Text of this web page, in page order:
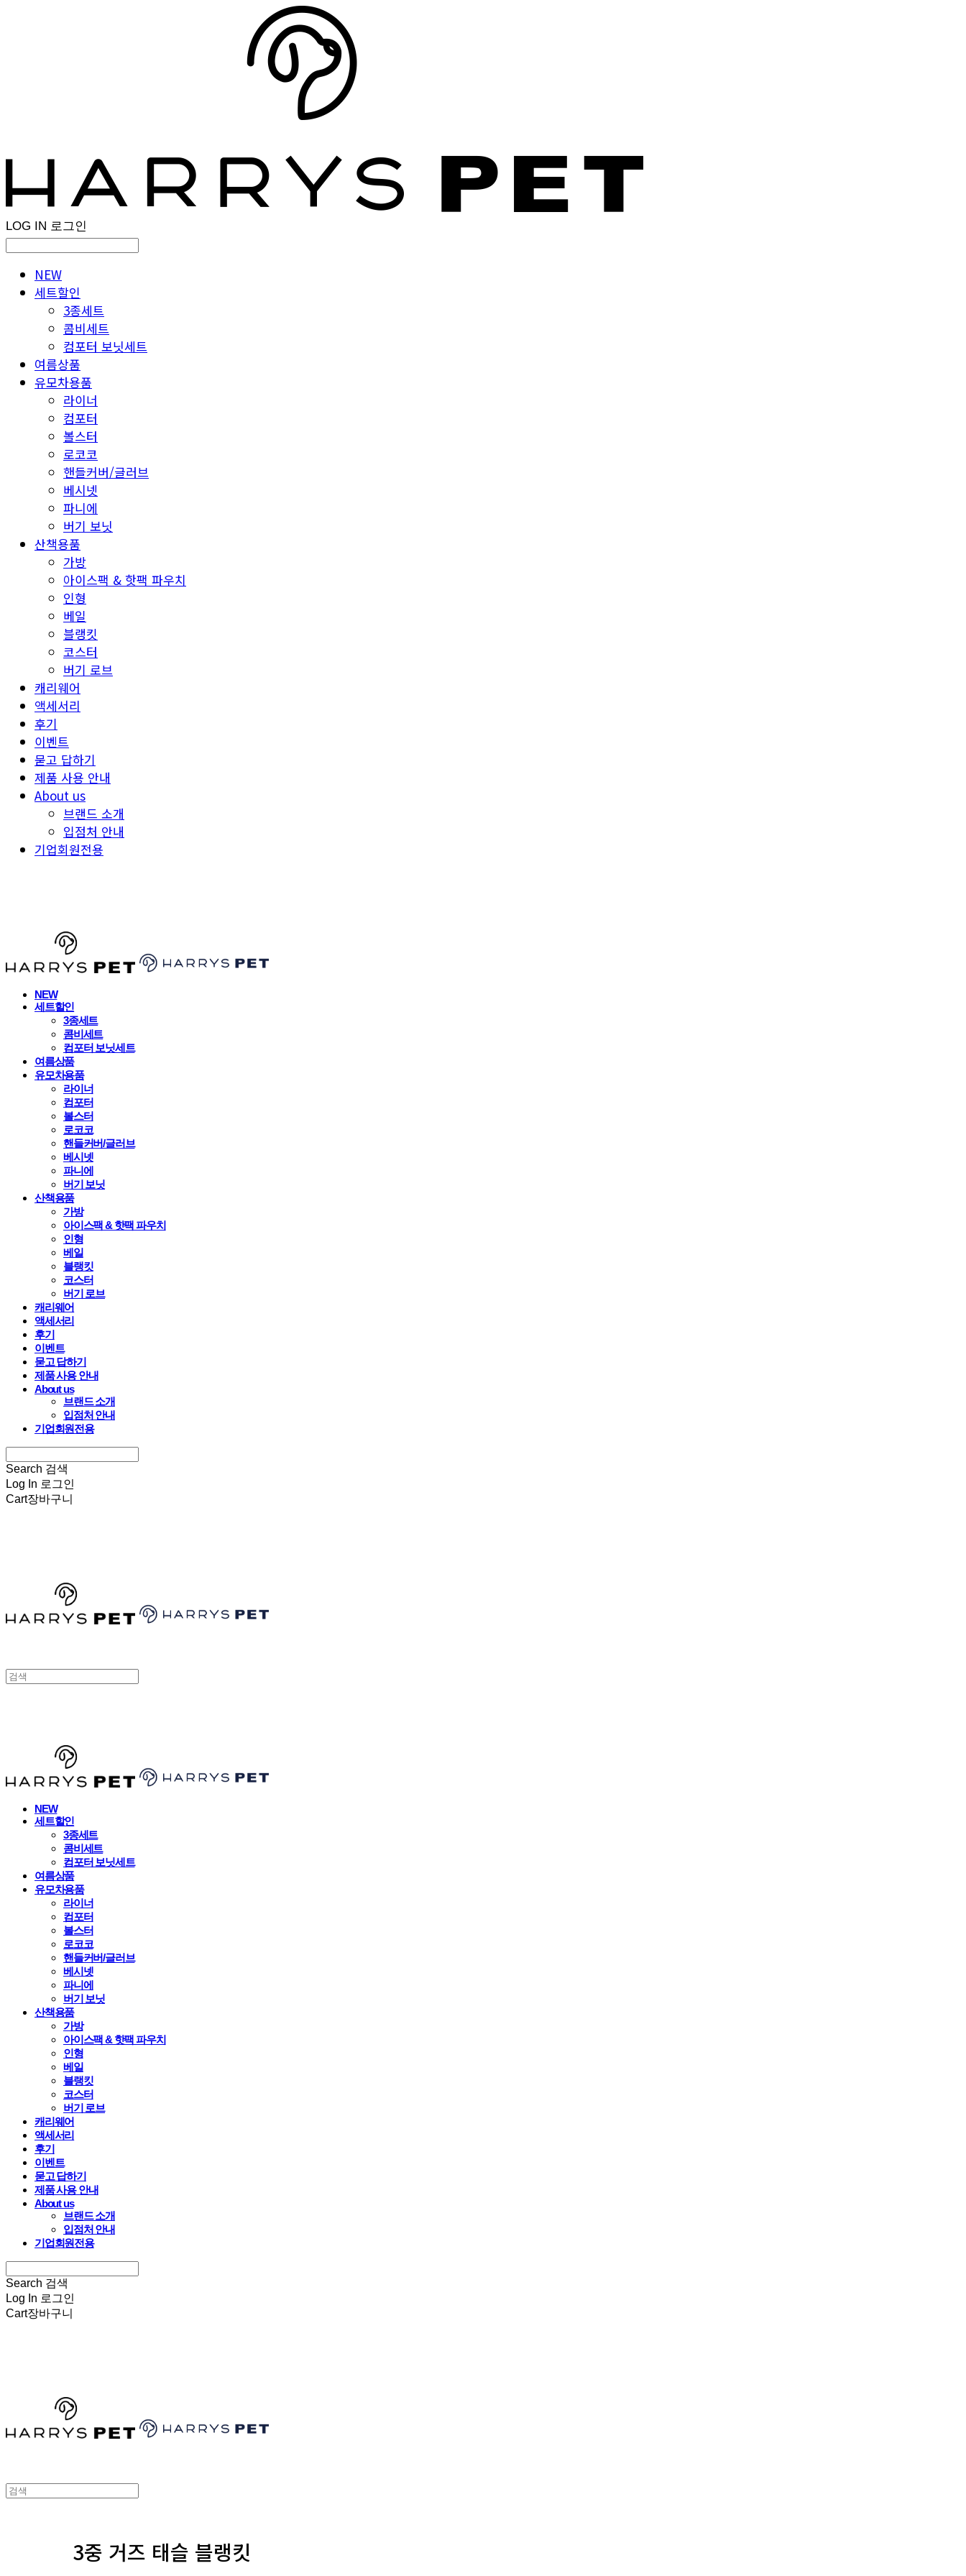
LOG IN 로그인
NEW
세트할인
3종세트
콤비세트
컴포터 보닛세트
여름상품
유모차용품
라이너
컴포터
볼스터
로코코
핸들커버/글러브
베시넷
파니에
버기 보닛
산책용품
가방
아이스팩 & 핫팩 파우치
인형
베일
블랭킷
코스터
버기 로브
캐리웨어
액세서리
후기
이벤트
묻고 답하기
제품 사용 안내
About us
브랜드 소개
입점처 안내
기업회원전용
NEW
세트할인
3종세트
콤비세트
컴포터 보닛세트
여름상품
유모차용품
라이너
컴포터
볼스터
로코코
핸들커버/글러브
베시넷
파니에
버기 보닛
산책용품
가방
아이스팩 & 핫팩 파우치
인형
베일
블랭킷
코스터
버기 로브
캐리웨어
액세서리
후기
이벤트
묻고 답하기
제품 사용 안내
About us
브랜드 소개
입점처 안내
기업회원전용
Search 검색
Log In 로그인
Cart장바구니
NEW
세트할인
3종세트
콤비세트
컴포터 보닛세트
여름상품
유모차용품
라이너
컴포터
볼스터
로코코
핸들커버/글러브
베시넷
파니에
버기 보닛
산책용품
가방
아이스팩 & 핫팩 파우치
인형
베일
블랭킷
코스터
버기 로브
캐리웨어
액세서리
후기
이벤트
묻고 답하기
제품 사용 안내
About us
브랜드 소개
입점처 안내
기업회원전용
Search 검색
Log In 로그인
Cart장바구니
3중 거즈 태슬 블랭킷